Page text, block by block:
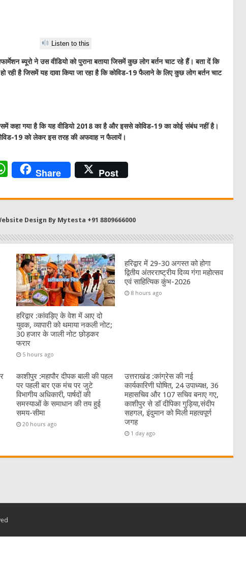
Listen to this
ब्यूरो ने उस वीडियो को पुराना बताया जिसमें कुछ लोग बर्तन चाट रहे हैं। बता दें कि
रही है जिसमें यह दावा किया जा रहा है कि कोविड-19 फैलाने के लिए कुछ लोग बर्तन चाट
कहा गया है कि यह वीडियो 2018 का है और इससे कोविड-19 का कोई संबंध नहीं है।
19 को लेकर इस तरह की अफवाह न फैलायें।
W
at
s
A
p
p
Share Post
Design By Mytesta +91 8809666000
हरिद्वार :कांवड़िए के वेश में आए दो
युवक, व्यापारी को थमाया नकली नोट;
30 हजार के जाली नोट छोड़कर
फरार
5 hours ago
हरिद्वार में 29-30 अगस्त को होगा
द्वितीय अंतरराष्ट्रीय दिव्य गंगा महोत्सव
एवं साहित्यिक कुंभ-2026
8 hours ago
काशीपुर :महापौर दीपक बाली की पहल
पर पहली बार एक मंच पर जुटे
विभागीय अधिकारी, पार्षदों की
समस्याओं के समाधान की तय हुई
समय-सीमा
20 hours ago
उत्तराखंड :कांग्रेस की नई
कार्यकारिणी घोषित, 24 उपाध्यक्ष, 36
महासचिव और 107 सचिव बनाए गए,
काशीपुर से डॉ दीपिका गुड़िया,संदीप
सहगल, इंदुमान को मिली महत्वपूर्ण
जगह
1 day ago